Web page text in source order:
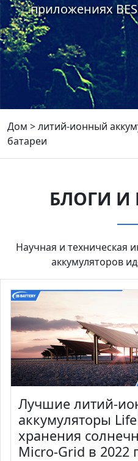
приложениях
Дом >литий-ионный
батареи
БЛОГИ И
Научная и техническая
аккумуляторов
Лучшие литий-
аккумуляторы
хранения
Micro-Grid в 2022